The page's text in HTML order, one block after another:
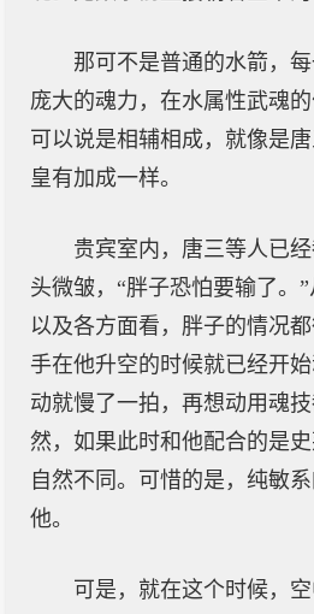
那可不是普通的水箭，
庞大的魂力，在水属性武魂
可以说是相辅相成，就像是
皇有加成一样。
贵宾室内，唐三等人已
头微皱，“胖子恐怕要输了。”
以及各方面看，胖子的情况
手在他升空的时候就已经开
动就慢了一拍，再想动用魂
然，如果此时和他配合的是
自然不同。可惜的是，纯敏
他。
可是，就在这个时候，